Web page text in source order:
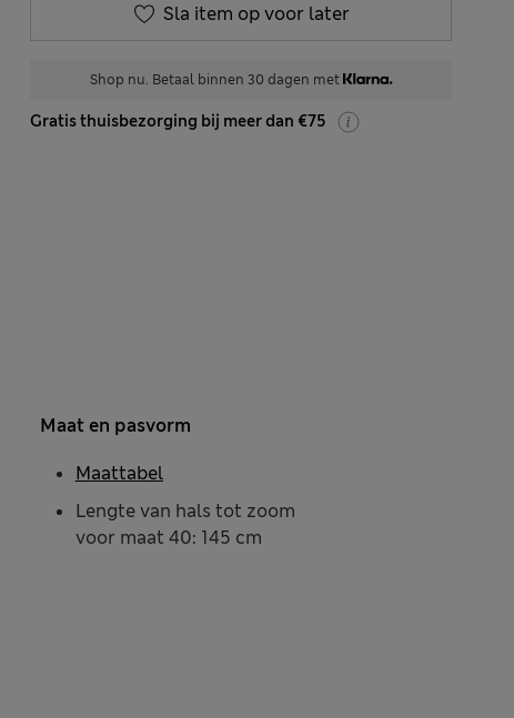
Sla item op voor later
Shop nu. Betaal binnen 30 dagen met
Gratis thuisbezorging bij meer dan €75
Maat en pasvorm
Lengte van hals tot zoom
voor maat 40: 145 cm
Maattabel